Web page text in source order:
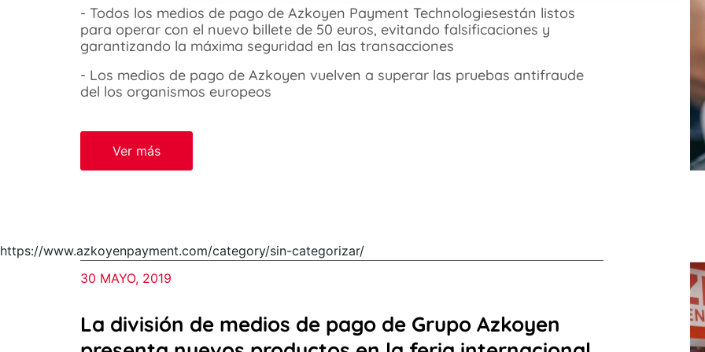
- Todos los medios de pago de Azkoyen Payment Technologiesestán listos
para operar con el nuevo billete de 50 euros, evitando falsificaciones y
garantizando la máxima seguridad en las transacciones
- Los medios de pago de Azkoyen vuelven a superar las pruebas antifraude
del los organismos europeos
Ver más
https://www.azkoyenpayment.com/category/sin-categorizar/
30 MAYO, 2019
La división de medios de pago de Grupo Azkoyen